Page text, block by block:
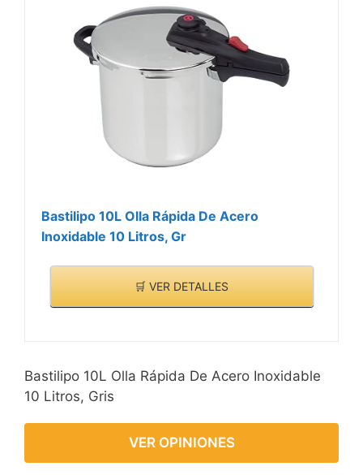
Bastilipo 10L Olla Rápida De Acero
Inoxidable 10 Litros, Gr
🛒 VER DETALLES
Bastilipo 10L Olla Rápida De Acero Inoxidable
10 Litros, Gris
VER OPINIONES